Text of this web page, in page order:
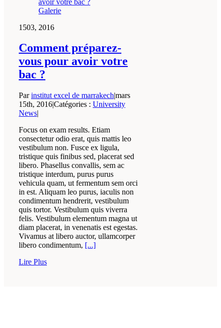
Galerie
1503, 2016
Comment préparez-
vous pour avoir votre
bac ?
Parinstitut excel de marrakech|mars
15th, 2016|Catégories : University
News|
Focus on exam results. Etiam
consectetur odio erat, quis mattis leo
vestibulum non. Fusce ex ligula,
tristique quis finibus sed, placerat sed
libero. Phasellus convallis, sem ac
tristique interdum, purus purus
vehicula quam, ut fermentum sem orci
in est. Aliquam leo purus, iaculis non
condimentum hendrerit, vestibulum
quis tortor. Vestibulum quis viverra
felis. Vestibulum elementum magna ut
diam placerat, in venenatis est egestas.
Vivamus at libero auctor, ullamcorper
libero condimentum, [...]
Lire Plus